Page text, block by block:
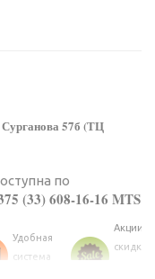
57б (ТЦ
по
(33) 608-16-16 MTS
Удобная
система
Акции и
скидки